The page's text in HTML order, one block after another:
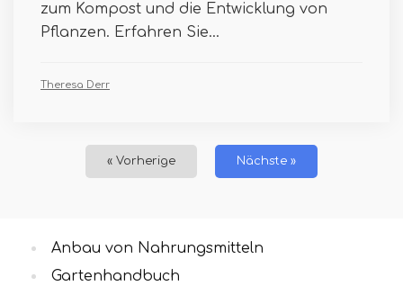
zum Kompost und die Entwicklung von
Pflanzen. Erfahren Sie...
Theresa Derr
« Vorherige Nächste »
Anbau von Nahrungsmitteln
Gartenhandbuch